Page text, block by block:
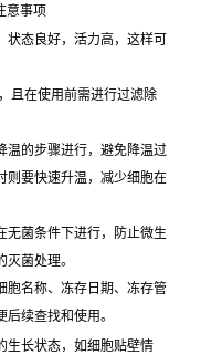
意事项
状态良好，活力高，这样可
且在使用前需进行过滤除
温的步骤进行，避免降温过
则要快速升温，减少细胞在
无菌条件下进行，防止微生
菌处理。
胞名称、冻存日期、冻存管
续查找和使用。
生长状态，如细胞贴壁情